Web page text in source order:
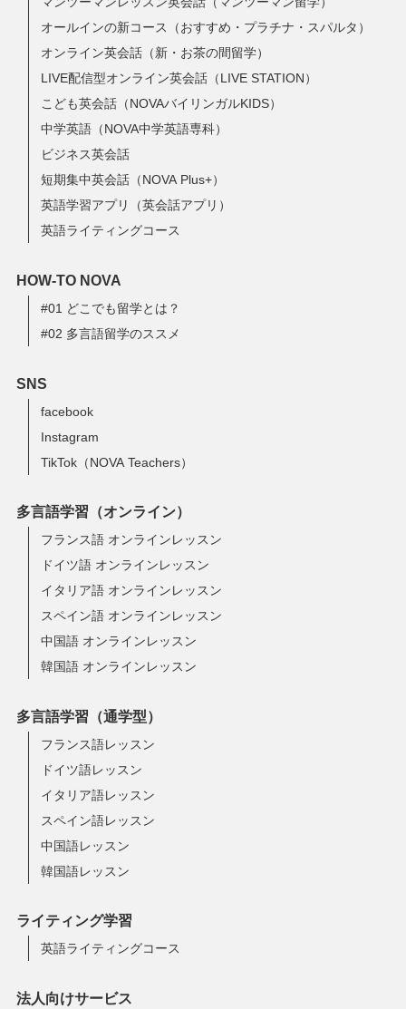
オールインの新コース（おすすめ・プラチナ・スパルタ）
オンライン英会話（新・お茶の間留学）
LIVE配信型オンライン英会話（LIVE STATION）
こども英会話（NOVAバイリンガルKIDS）
中学英語（NOVA中学英語専科）
ビジネス英会話
短期集中英会話（NOVA Plus+）
英語学習アプリ（英会話アプリ）
英語ライティングコース
HOW-TO NOVA
#01 どこでも留学とは？
#02 多言語留学のススメ
SNS
facebook
Instagram
TikTok（NOVA Teachers）
多言語学習（オンライン）
フランス語 オンラインレッスン
ドイツ語 オンラインレッスン
イタリア語 オンラインレッスン
スペイン語 オンラインレッスン
中国語 オンラインレッスン
韓国語 オンラインレッスン
多言語学習（通学型）
フランス語レッスン
ドイツ語レッスン
イタリア語レッスン
スペイン語レッスン
中国語レッスン
韓国語レッスン
ライティング学習
英語ライティングコース
法人向けサービス